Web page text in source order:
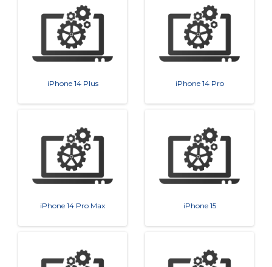
iPhone 14 Plus iPhone 14 Pro
iPhone 14 Pro Max iPhone 15